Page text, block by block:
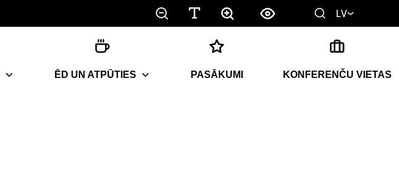
LV
ĒD UN ATPŪTIES PASĀKUMI KONFERENČU VIETAS